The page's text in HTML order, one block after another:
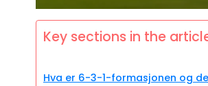
Key sections in the
Hva er 6-3-1-formasjonen og